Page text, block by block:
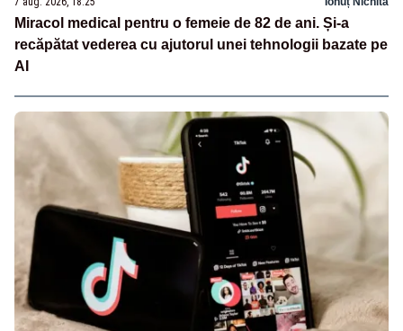
Miracol medical pentru o femeie de 82 de ani. Și-a
recăpătat vederea cu ajutorul unei tehnologii bazate pe
AI